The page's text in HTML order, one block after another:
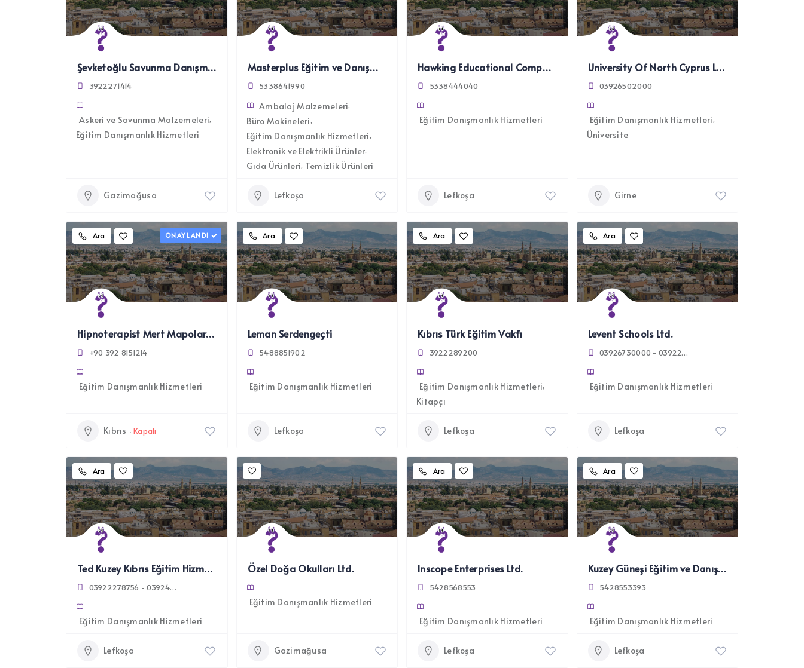
Şevketoğlu Savunma Danışmanlık ve Ticaret Ltd.
3922271414
Askeri ve Savunma Malzemeleri
Eğitim Danışmanlık Hizmetleri
Gazimağusa
Masterplus Eğitim ve Danışmanlık Merkezi Ltd.
5338641990
Ambalaj Malzemeleri
Büro Makineleri
Eğitim Danışmanlık Hizmetleri
Elektronik ve Elektrikli Ürünler
Gıda Ürünleri Temizlik Ürünleri
Lefkoşa
Hawking Educational Companies Ltd.
5338444040
Eğitim Danışmanlık Hizmetleri
Lefkoşa
University Of North Cyprus Ltd.
03926502000
Eğitim Danışmanlık Hizmetleri
Üniversite
Girne
Ara ONAYLANDI
Hipnoterapist Mert Mapolar, C.Ht.
+90 392 8151214
Eğitim Danışmanlık Hizmetleri
Kıbrıs Kapalı
Ara
Leman Serdengeçti
5488851902
Eğitim Danışmanlık Hizmetleri
Lefkoşa
Ara
Kıbrıs Türk Eğitim Vakfı
3922289200
Eğitim Danışmanlık Hizmetleri
Kitapçı
Lefkoşa
Ara
Levent Schools Ltd.
03926730000 - 03922237821 - 03926730055
Eğitim Danışmanlık Hizmetleri
Lefkoşa
Ara
Ted Kuzey Kıbrıs Eğitim Hizmetleri Ltd.
03922278756 - 03924448833
Eğitim Danışmanlık Hizmetleri
Lefkoşa
Özel Doğa Okulları Ltd.
Eğitim Danışmanlık Hizmetleri
Gazimağusa
Ara
Inscope Enterprises Ltd.
5428568553
Eğitim Danışmanlık Hizmetleri
Lefkoşa
Ara
Kuzey Güneşi Eğitim ve Danışmanlık Hiz. Ltd.
5428553393
Eğitim Danışmanlık Hizmetleri
Lefkoşa